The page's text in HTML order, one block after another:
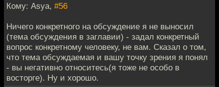
Кому: Asya, #56
Ничего конкретного на обсуждение я не выносил
(тема обсуждения в заглавии) - задал конкретный
вопрос конкретному человеку, не вам. Сказал о том,
что тема обсуждаемая и вашу точку зрения я понял
- вы негативно относитесь(я тоже не особо в
восторге). Ну и хорошо.